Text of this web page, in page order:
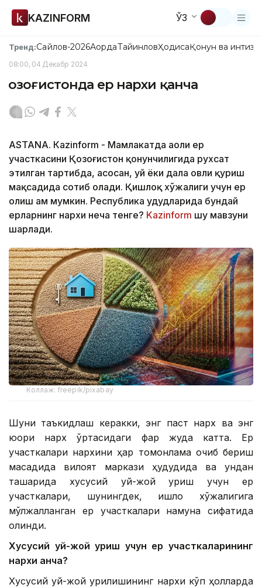
KAZINFORM ЎЗ
Тренд:Сайлов-2026АқордаТайинловҲодисаҚонун ва
08:00, 04 Декабр 2024
Қозоғистонда ер нархи қанча
ASTANА. Кazinform - Мамлакатда аҳоли ер
участкасини Қозоғистон қонунчилигида рухсат
этилган тартибда, асосан, уй ёки дала ҳовли қуриш
мақсадида сотиб олади. Қишлоқ хўжалиги учун ер
олиш ҳам мумкин. Республика ҳудудларида бундай
ерларнинг нархи неча тенге? Kazinform шу мавзуни
шарҳлади.
Коллаж: freepik/pixabay
Шуни таъкидлаш керакки, энг паст нарх ва энг
юқори нарх ўртасидаги фарқ жуда катта. Ер
участкалари нархини ҳар томонлама очиб бериш
мақсадида вилоят маркази ҳудудида ва ундан
ташқарида хусусий уй-жой қуриш учун ер
участкалари, шунингдек, қишлоқ хўжалигига
мўлжалланган ер участкалари намуна сифатида
олинди.
Хусусий уй-жой қуриш учун ер участкаларининг
нархи қанча?
Хусусий уй-жой қурилишининг нархи кўп ҳолларда